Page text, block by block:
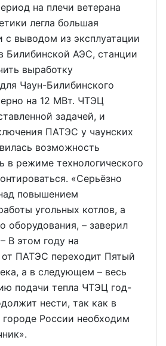
на плечи ветерана
легла большая
с выводом из эксплуатации
Билибинской АЭС, станции
выработку
Чаун-Билибинского
на 12 МВт. ЧТЭЦ
задачей, и
ПАТЭС у чаунских
возможность
в режиме технологического
«Серьёзно
повышением
угольных котлов, а
оборудования, – заверил
В этом году на
от ПАТЭС переходит Пятый
а в следующем – весь
подачи тепла ЧТЭЦ год-
нести, так как в
России необходим